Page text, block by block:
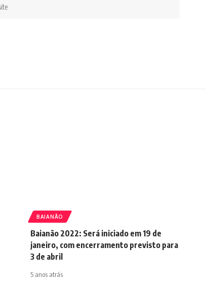
BAIANÃO
Baianão 2022: Será iniciado em 19 de
janeiro, com encerramento previsto para
3 de abril
5 anos atrás